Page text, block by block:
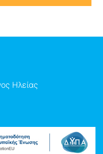
Ηλείας